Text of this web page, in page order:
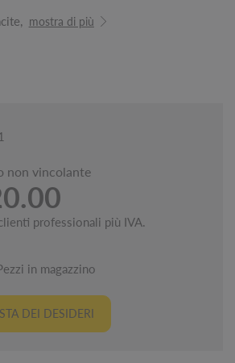
mostra di più
non vincolante
professionali più IVA.
in magazzino
DEI DESIDERI